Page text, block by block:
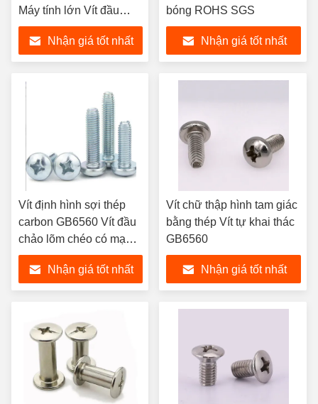
Máy tính lớn Vít đầu
phẳng mỏng
Nhận giá tốt nhất
bóng ROHS SGS
Nhận giá tốt nhất
Vít định hình sợi thép
carbon GB6560 Vít đầu
chảo lõm chéo có mạ
kẽm
Nhận giá tốt nhất
Vít chữ thập hình tam giác
bằng thép Vít tự khai thác
GB6560
Nhận giá tốt nhất